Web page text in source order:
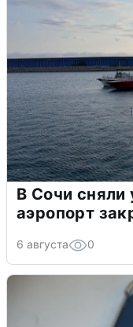
В Сочи сняли
аэропорт
6 августа 0